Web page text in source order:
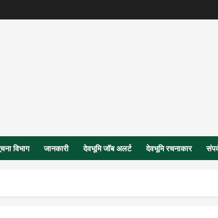
विभाग जानकारी देवभूमि जॉब अलर्ट देवभूमि रचनाकार